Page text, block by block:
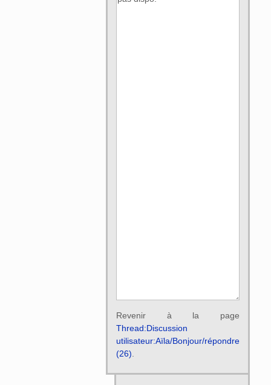
Revenir à la page
Thread:Discussion
utilisateur:Aïla/Bonjour/répondre
(26)